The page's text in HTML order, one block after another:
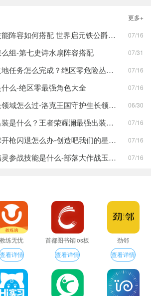
更多+
世界启元铁公爵技能阵容如何搭配 世界启元铁公爵技能阵容搭配合集 07/16
组-第七史诗水扇阵容搭配 07/31
绝区零危险丛生之地任务怎么完成？绝区零危险丛生之地任务完成攻略 07/16
么-绝区零最强角色大全 07/16
洛克王国守护生长领域怎么过-洛克王国守护生长领域通关攻略 06/30
王者荣耀澜最强出装是什么？王者荣耀澜最强出装分享 07/16
创造吧我们的星球开枪闪退怎么办-创造吧我们的星球开枪闪退合集 07/16
部落大作战玉火焰灵参战技能是什么-部落大作战玉火焰灵参战技能合集 07/16
教练无忧
查看详情
首都图书馆ios板
查看详情
劲邻
查看详情